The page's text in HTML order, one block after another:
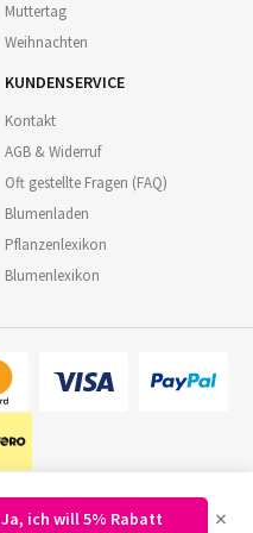
Muttertag
Weihnachten
KUNDENSERVICE
Kontakt
AGB & Widerruf
Oft gestellte Fragen (FAQ)
Blumenladen
Pflanzenlexikon
Blumenlexikon
Ja, ich will 5% Rabatt ×